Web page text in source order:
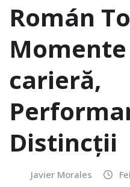
Román
carieră,
Distincții
Javier Morales